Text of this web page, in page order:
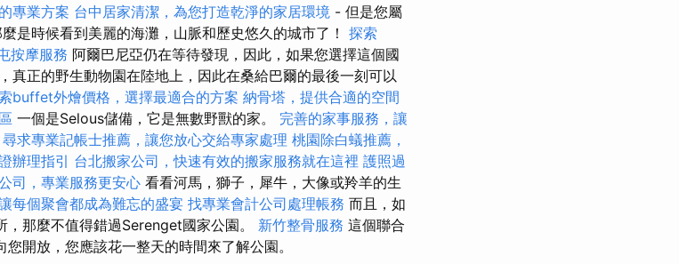
專業方案 台中居家清潔，為您打造乾淨的家居環境 - 但是您屬
是時候看到美麗的海灘，山脈和歷史悠久的城市了！ 探索
按摩服務 阿爾巴尼亞仍在等待發現，因此，如果您選擇這個國
真正的野生動物園在陸地上，因此在桑給巴爾的最後一刻可以
buffet外燴價格，選擇最適合的方案 納骨塔，提供合適的空間
一個是Selous儲備，它是無數野獸的家。 完善的家事服務，讓
尋求專業記帳士推薦，讓您放心交給專家處理 桃園除白蟻推薦，
辦理指引 台北搬家公司，快速有效的搬家服務就在這裡 護照過
司，專業服務更安心 看看河馬，獅子，犀牛，大像或羚羊的生
每個聚會都成為難忘的盛宴 找專業會計公司處理帳務 而且，如
那麼不值得錯過Serenget國家公園。 新竹整骨服務 這個聯合
開放，您應該花一整天的時間來了解公園。